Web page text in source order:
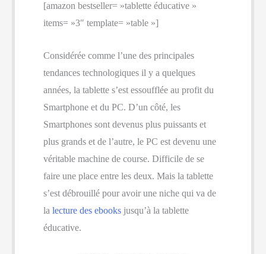
[amazon bestseller= »tablette éducative »
items= »3″ template= »table »]
Considérée comme l’une des principales
tendances technologiques il y a quelques
années, la tablette s’est essoufflée au profit du
Smartphone et du PC. D’un côté, les
Smartphones sont devenus plus puissants et
plus grands et de l’autre, le PC est devenu une
véritable machine de course. Difficile de se
faire une place entre les deux. Mais la tablette
s’est débrouillé pour avoir une niche qui va de
la lecture des ebooks jusqu’à la tablette
éducative.